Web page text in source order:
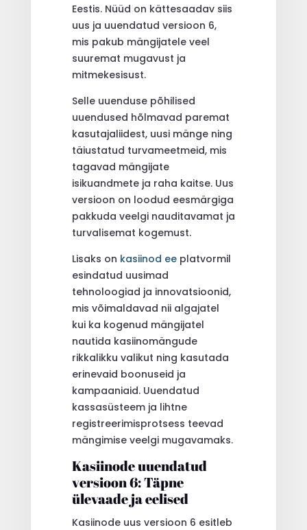
Eestis. Nüüd on kättesaadav siis
uus ja uuendatud versioon 6,
mis pakub mängijatele veel
suuremat mugavust ja
mitmekesisust.
Selle uuenduse põhilised
uuendused hõlmavad paremat
kasutajaliidest, uusi mänge ning
täiustatud turvameetmeid, mis
tagavad mängijate
isikuandmete ja raha kaitse. Uus
versioon on loodud eesmärgiga
pakkuda veelgi nauditavamat ja
turvalisemat kogemust.
Lisaks on kasiinod eeplatvormil
esindatud uusimad
tehnoloogiad ja innovatsioonid,
mis võimaldavad nii algajatel
kui ka kogenud mängijatel
nautida kasiinomängude
rikkalikku valikut ning kasutada
erinevaid boonuseid ja
kampaaniaid. Uuendatud
kassasüsteem ja lihtne
registreerimisprotsess teevad
mängimise veelgi mugavamaks.
Kasiinode uuendatud
versioon 6: Täpne
ülevaade ja eelised
Kasiinode uus versioon 6 esitleb